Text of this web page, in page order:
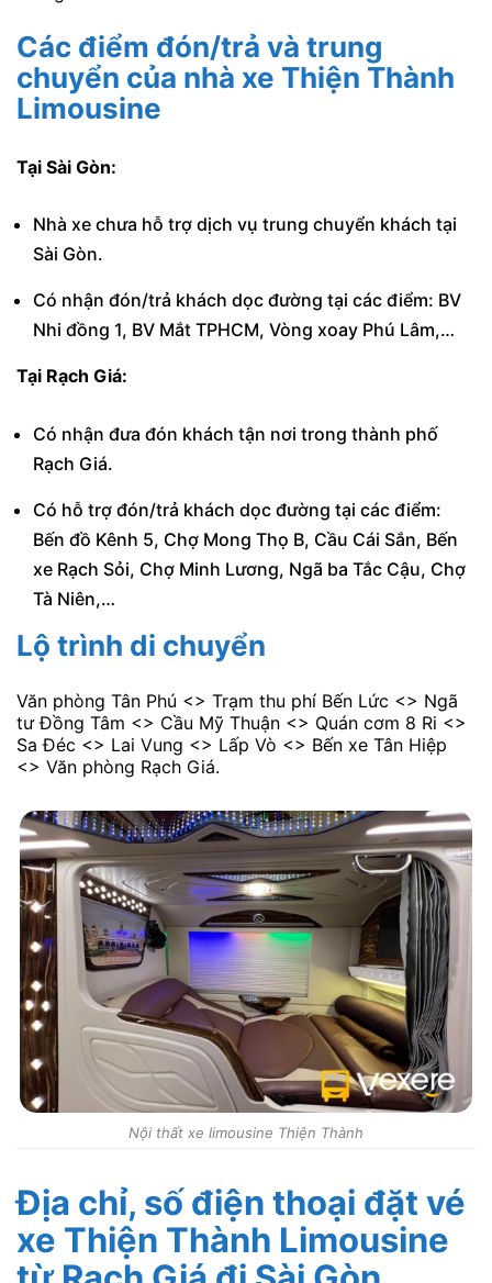
Các điểm đón/trả và trung
chuyển của nhà xe Thiện Thành
Limousine
Tại Sài Gòn:
Nhà xe chưa hỗ trợ dịch vụ trung chuyển khách tại
Sài Gòn.
Có nhận đón/trả khách dọc đường tại các điểm: BV
Nhi đồng 1, BV Mắt TPHCM, Vòng xoay Phú Lâm,…
Tại Rạch Giá:
Có nhận đưa đón khách tận nơi trong thành phố
Rạch Giá.
Có hỗ trợ đón/trả khách dọc đường tại các điểm:
Bến đồ Kênh 5, Chợ Mong Thọ B, Cầu Cái Sắn, Bến
xe Rạch Sỏi, Chợ Minh Lương, Ngã ba Tắc Cậu, Chợ
Tà Niên,…
Lộ trình di chuyển
Văn phòng Tân Phú <> Trạm thu phí Bến Lức <> Ngã
tư Đồng Tâm <> Cầu Mỹ Thuận <> Quán cơm 8 Ri <>
Sa Đéc <> Lai Vung <> Lấp Vò <> Bến xe Tân Hiệp
<> Văn phòng Rạch Giá.
Nội thất xe limousine Thiện Thành
Địa chỉ, số điện thoại đặt vé
xe Thiện Thành Limousine